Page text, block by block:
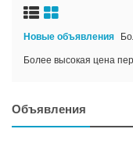
Новые объявления
Более высокая цена
Объявления